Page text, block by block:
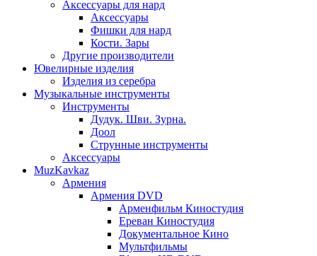
Аксессуары для нард
Аксессуары
Фишки для нард
Кости. Зары
Другие производители
Ювелирные изделия
Изделия из серебра
Музыкальные инструменты
Инструменты
Дудук. Шви. Зурна.
Доол
Струнные инструменты
Аксессуары
MuzKavkaz
Армения
Армения DVD
Арменфильм Киностудия
Ереван Киностудия
Документальное Кино
Мультфильмы